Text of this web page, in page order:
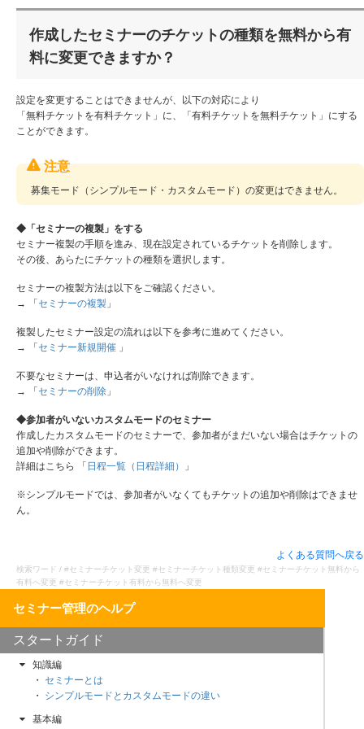
作成したセミナーのチケットの種類を無料から有
料に変更できますか？
設定を変更することはできませんが、以下の対応により
「無料チケットを有料チケット」に、「有料チケットを無料チケット」にする
ことができます。
募集モード（シンプルモード・カスタムモード）の変更はできません。
◆「セミナーの複製」をする
セミナー複製の手順を進み、現在設定されているチケットを削除します。
その後、あらたにチケットの種類を選択します。
セミナーの複製方法は以下をご確認ください。
→ 「セミナーの複製 」
複製したセミナー設定の流れは以下を参考に進めてください。
→ 「セミナー新規開催 」
不要なセミナーは、申込者がいなければ削除できます。
→ 「セミナーの削除 」
◆参加者がいないカスタムモードのセミナー
作成したカスタムモードのセミナーで、参加者がまだいない場合はチケットの
追加や削除ができます。
詳細はこちら 「 日程一覧（日程詳細） 」
※シンプルモードでは、参加者がいなくてもチケットの追加や削除はできませ
ん。
よくある質問へ戻る
検索ワード / #セミナーチケット変更 #セミナーチケット種類変更 #セミナーチケット無料から
有料へ変更 #セミナーチケット有料から無料へ変更
スタートガイド
知識編
セミナーとは
シンプルモードとカスタムモードの違い
基本編